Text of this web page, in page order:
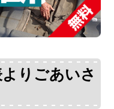
りごあいさ